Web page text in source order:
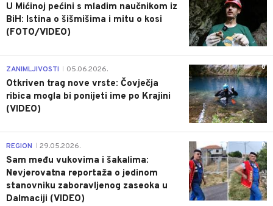
U Mićinoj pećini s mladim naučnikom iz
BiH: Istina o šišmišima i mitu o kosi
(FOTO/VIDEO)
0
ZANIMLJIVOSTI 05.06.2026.
Otkriven trag nove vrste: Čovječja
ribica mogla bi ponijeti ime po Krajini
(VIDEO)
0
REGION 29.05.2026.
Sam među vukovima i šakalima:
Nevjerovatna reportaža o jedinom
stanovniku zaboravljenog zaseoka u
Dalmaciji (VIDEO)